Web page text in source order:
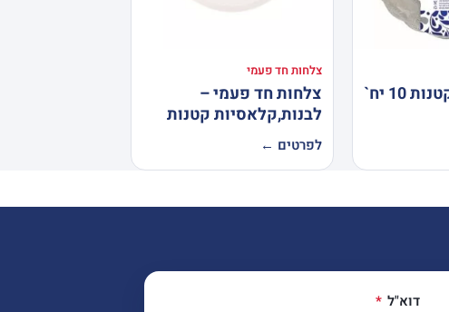
צלחות ונציה קטנות 10 יח`
צלחות חד פעמי
צלחות חד פעמי –
לבנות,קלאסיות קטנות
לפרטים ←
דוא"ל